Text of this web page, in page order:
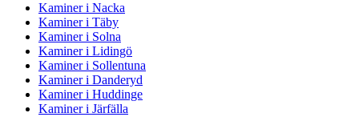
Kaminer i Nacka
Kaminer i Täby
Kaminer i Solna
Kaminer i Lidingö
Kaminer i Sollentuna
Kaminer i Danderyd
Kaminer i Huddinge
Kaminer i Järfälla